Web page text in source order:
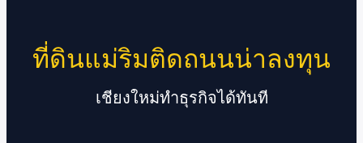
ที่ดินแม่ริมติดถนนน่าลงทุน
เชียงใหม่ทำธุรกิจได้ทันที